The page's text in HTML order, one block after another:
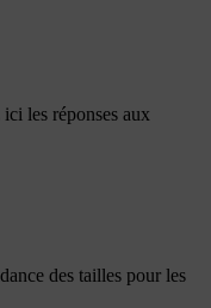
les réponses aux
des tailles pour les